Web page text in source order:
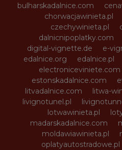
bulharskadalnice.com
chorwacjawinieta.pl
czechywinieta.pl
dalnicnipoplatky.com
digital-vignette.de
e-
edalnice.org
edalnice.pl
electroniceviniete.com
estonskadalnice.com
litvadalnice.com
litwa-
livignotunel.pl
lotwawinieta.pl
madarskadalnice.com
moldawiawinieta.pl
oplatyautostradowe.pl